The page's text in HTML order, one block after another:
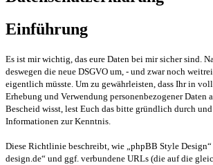
Einführung
Es ist mir wichtig, das eure Daten bei mir sicher sind.
deswegen die neue DSGVO um, - und zwar noch
eigentlich müsste. Um zu gewährleisten, dass Ihr in
Erhebung und Verwendung personenbezogener Daten
Bescheid wisst, lest Euch das bitte gründlich durch
Informationen zur Kenntnis.
Diese Richtlinie beschreibt, wie „phpBB Style
design.de“ und ggf. verbundene URLs (die auf die